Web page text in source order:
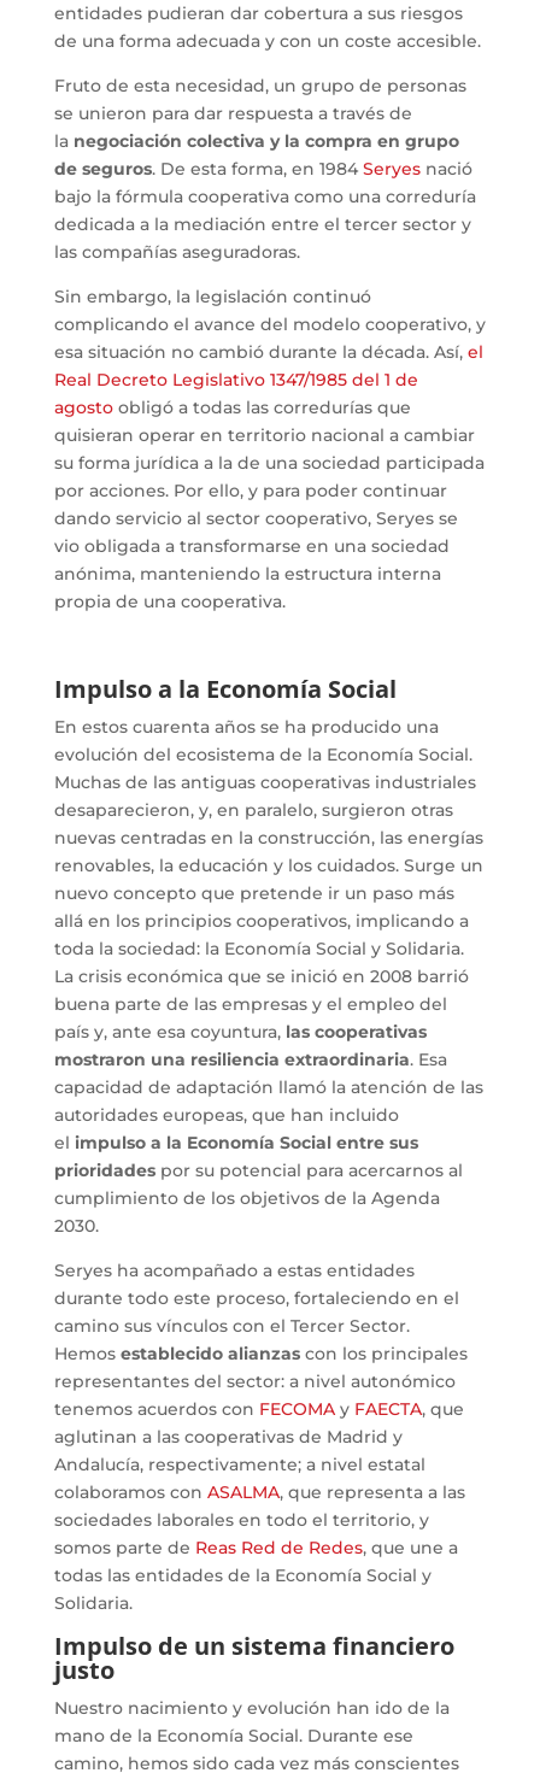
entidades pudieran dar cobertura a sus riesgos
de una forma adecuada y con un coste accesible.
Fruto de esta necesidad, un grupo de personas
se unieron para dar respuesta a través de
la negociación colectiva y la compra en grupo
de seguros. De esta forma, en 1984 Seryesnació
bajo la fórmula cooperativa como una correduría
dedicada a la mediación entre el tercer sector y
las compañías aseguradoras.
Sin embargo, la legislación continuó
complicando el avance del modelo cooperativo, y
esa situación no cambió durante la década. Así, el
Real Decreto Legislativo 1347/1985 del 1 de
agostoobligó a todas las corredurías que
quisieran operar en territorio nacional a cambiar
su forma jurídica a la de una sociedad participada
por acciones. Por ello, y para poder continuar
dando servicio al sector cooperativo, Seryes se
vio obligada a transformarse en una sociedad
anónima, manteniendo la estructura interna
propia de una cooperativa.
Impulso a la Economía Social
En estos cuarenta años se ha producido una
evolución del ecosistema de la Economía Social.
Muchas de las antiguas cooperativas industriales
desaparecieron, y, en paralelo, surgieron otras
nuevas centradas en la construcción, las energías
renovables, la educación y los cuidados. Surge un
nuevo concepto que pretende ir un paso más
allá en los principios cooperativos, implicando a
toda la sociedad: la Economía Social y Solidaria.
La crisis económica que se inició en 2008 barrió
buena parte de las empresas y el empleo del
país y, ante esa coyuntura, las cooperativas
mostraron una resiliencia extraordinaria. Esa
capacidad de adaptación llamó la atención de las
autoridades europeas, que han incluido
el impulso a la Economía Social entre sus
prioridadespor su potencial para acercarnos al
cumplimiento de los objetivos de la Agenda
2030.
Seryes ha acompañado a estas entidades
durante todo este proceso, fortaleciendo en el
camino sus vínculos con el Tercer Sector.
Hemos establecido alianzascon los principales
representantes del sector: a nivel autonómico
tenemos acuerdos con FECOMAy FAECTA, que
aglutinan a las cooperativas de Madrid y
Andalucía, respectivamente; a nivel estatal
colaboramos con ASALMA, que representa a las
sociedades laborales en todo el territorio, y
somos parte de Reas Red de Redes, que une a
todas las entidades de la Economía Social y
Solidaria.
Impulso de un sistema financiero
justo
Nuestro nacimiento y evolución han ido de la
mano de la Economía Social. Durante ese
camino, hemos sido cada vez más conscientes